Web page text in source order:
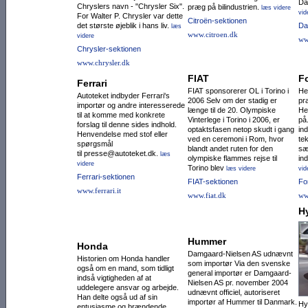
Chryslers navn - "Chrysler Six".
For Walter P. Chrysler var dette
det største øjeblik i hans liv.
læs
videre
Chrysler-sektionen
www.chrysler.dk
præg på bilindustrien.
læs videre
Citroën-sektionen
www.citroen.dk
Ferrari
Autoteket indbyder Ferrari's
importør og andre interesserede
til at komme med konkrete
forslag til denne sides indhold.
Henvendelse med stof eller
spørgsmål
til presse@autoteket.dk.
læs
videre
Ferrari-sektionen
www.ferrari.it
FIAT
FIAT sponsorerer OL i Torino i
2006 Selv om der stadig er
længe til de 20. Olympiske
Vinterlege i Torino i 2006, er
optaktsfasen netop skudt i gang
ved en ceremoni i Rom, hvor
blandt andet ruten for den
olympiske flammes rejse til
Torino blev læs videre
FIAT-sektionen
www.fiat.dk
Honda
Historien om Honda handler
også om en mand, som tidligt
indså vigtigheden af at
uddelegere ansvar og arbejde.
Han delte også ud af sin
Hummer
Damgaard-Nielsen AS udnævnt
som importør Via den svenske
general importør er Damgaard-
Nielsen AS pr. november 2004
udnævnt officiel, autoriseret
importør af Hummer til Danmark.